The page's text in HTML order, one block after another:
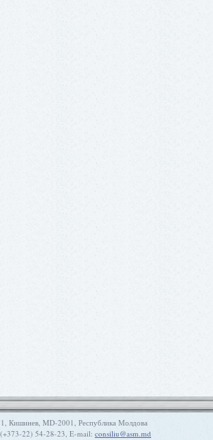
Кишинев, MD-2001, Республика Молдова
22) 54-28-23, E-mail: consiliu@asm.md